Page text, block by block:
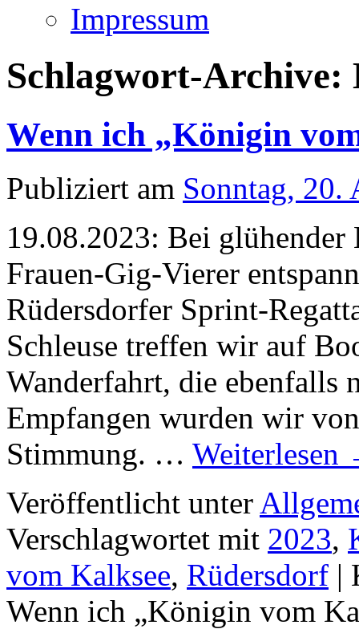
Impressum
Schlagwort-Archive:
Wenn ich „Königin
Publiziert am Sonntag, 20.
19.08.2023: Bei glühender
Frauen-Gig-Vierer
Rüdersdorfer Sprint-
Schleuse treffen wir auf
Wanderfahrt, die ebenfalls
Empfangen wurden wir
Stimmung. … Weiterlesen
Veröffentlicht unter
Verschlagwortet mit 2023,
vom Kalksee, Rüdersdorf |
Wenn ich „Königin vom